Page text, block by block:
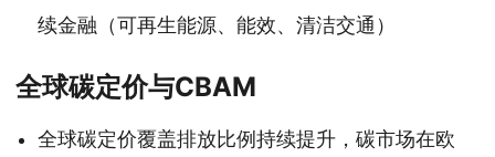
续金融（可再生能源、能效、清洁交通）
全球碳定价与CBAM
全球碳定价覆盖排放比例持续提升，碳市场在欧